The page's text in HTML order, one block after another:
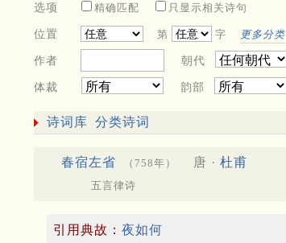
选项 精确匹配 只显示相关诗句
位置 第 字 更多分类
作者 朝代
体裁 韵部
诗词库 分类诗词
春宿左省 （758年） 唐 · 杜甫
五言律诗
引用典故： 夜如何